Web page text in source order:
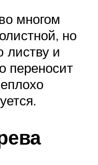
многом
но
листву и
переносит